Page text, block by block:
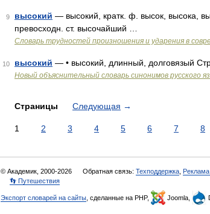
9 высокий — высокий, кратк. ф. высок, высока,
превосходн. ст. высочайший …
Словарь трудностей произношения и ударения в
10 высокий — • высокий, длинный, долговязый
Новый объяснительный словарь синонимов русского
Страницы Следующая →
1 2 3 4 5 6 7 8
© Академик, 2000-2026 Обратная связь: Техподдержка
👣 Путешествия
Экспорт словарей на сайты , сделанные на PHP, Joomla,